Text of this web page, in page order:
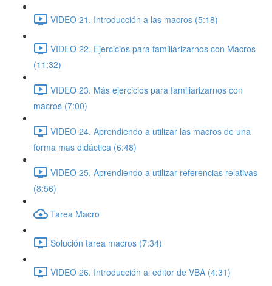
VIDEO 21. Introducción a las macros (5:18)
VIDEO 22. Ejercicios para familiarizarnos con Macros
(11:32)
VIDEO 23. Más ejercicios para familiarizarnos con
macros (7:00)
VIDEO 24. Aprendiendo a utilizar las macros de una
forma mas didáctica (6:48)
VIDEO 25. Aprendiendo a utilizar referencias relativas
(8:56)
Tarea Macro
Solución tarea macros (7:34)
VIDEO 26. Introducción al editor de VBA (4:31)